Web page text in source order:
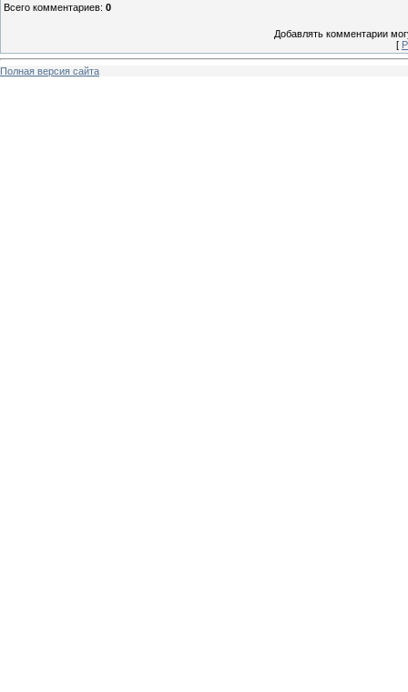
Всего комментариев: 0
Добавлять комментарии
[
Полная версия сайта